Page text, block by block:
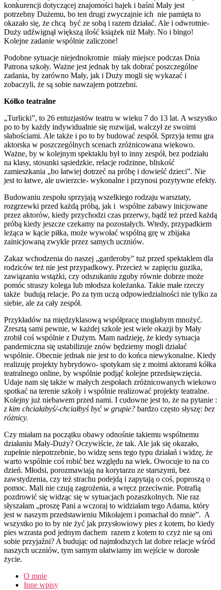
konkurencji dotyczącej znajomości bajek i baśni Mały jest
potrzebny Dużemu, bo ten drugi zwyczajnie ich nie pamięta to
okazało się, że chcą być ze sobą i razem działać. Ale i odwrotnie-
Duży udźwignął większą ilość książek niż Mały. No i bingo!
Kolejne zadanie wspólnie zaliczone!
Podobne sytuacje niejednokrotnie miały miejsce podczas Dnia
Patrona szkoły. Ważne jest jednak by tak dobrać poszczególne
zadania, by zarówno Mały, jak i Duży mogli się wykazać i
zobaczyli, że są sobie nawzajem potrzebni.
Kółko teatralne
„Turlicki”, to 26 entuzjastów teatru w wieku 7 do 13 lat. A wszystko
po to by każdy indywidualnie się rozwijał, walczył ze swoimi
słabościami. Ale także i po to by budować zespół. Sprzyja temu gra
aktorska w poszczególnych scenach zróżnicowana wiekowo.
Ważne, by w kolejnym spektaklu był to inny zespół, bez podziału
na klasy, stosunki sąsiedzkie, relacje rodzinne, bliskość
zamieszkania „bo łatwiej dotrzeć na próbę i dowieść dzieci”. Nie
jest to łatwe, ale uwierzcie- wykonalne i przynosi pozytywne efekty.
Budowaniu zespołu sprzyjają wszelkiego rodzaju warsztaty,
rozgrzewki przed każdą próbą, jak i wspólne zabawy inicjowane
przez aktorów, kiedy przychodzi czas przerwy, bądź też przed każdą
próbą kiedy jeszcze czekamy na pozostałych. Wtedy, przypadkiem
leżąca w kącie piłka, może wywołać wspólną grę w zbijaka
zainicjowaną zwykle przez samych uczniów.
Zakaz wchodzenia do naszej „garderoby” tuż przed spektaklem dla
rodziców też nie jest przypadkowy. Przecież w zapięciu guzika,
zawiązaniu wstążki, czy odszukaniu zguby równie dobrze może
pomóc straszy kolega lub młodsza koleżanka. Takie małe rzeczy
także budują relacje. Po za tym uczą odpowiedzialności nie tylko za
siebie, ale za cały zespół.
Przykładów na międzyklasową współpracę mogłabym mnożyć.
Zresztą sami pewnie, w każdej szkole jest wiele okazji by Mały
zrobił coś wspólnie z Dużym. Mam nadzieję, że kiedy sytuacja
pandemiczna się ustabilizuje znów będziemy mogli działać
wspólnie. Obecnie jednak nie jest to do końca niewykonalne. Kiedy
realizuję projekty hybrydowo- spotykam się z moimi aktorami kółka
teatralnego online, by wspólnie podjąć kolejne przedsięwzięcia.
Udaje nam się także w małych zespołach zróżnicowanych wiekowo
spotkać na terenie szkoły i wspólnie realizować projekty teatralne.
Kolejny już niebawem przed nami. I cudowne jest to, że na pytanie :
z kim chciałabyś/-chciałbyś być w grupie? bardzo często słyszę: bez
różnicy.
Czy miałam na początku obawy odnośnie takiemu wspólnemu
działaniu Mały-Duży? Oczywiście, że tak. Ale jak się okazało,
zupełnie niepotrzebnie, bo widzę sens tego typu działań i widzę, że
warto wspólnie coś robić bez względu na wiek. Owocuje to na co
dzień. Młodsi, porozmawiają na korytarzu ze starszymi, bez
zawstydzenia, czy też strachu podejdą i zapytają o coś, poproszą o
pomoc. Mali nie czują zagrożenia, a wręcz przeciwnie. Potrafią
pozdrowić się widząc się w sytuacjach pozaszkolnych. Nie raz
słyszałam „proszę Pani a wczoraj to widziałam tego Adama, który
jest w naszym przedstawieniu Mikołajem i pomachał do mnie”. A
wszystko po to by nie żyć jak przysłowiowy pies z kotem, bo kiedy
pies wzrasta pod jednym dachem razem z kotem to czyż nie są oni
sobie przyjaźni? A budując od najmłodszych lat dobre relacje wśród
naszych uczniów, tym samym ułatwiamy im wejście w dorosłe
życie.
O mnie
Inne wpisy